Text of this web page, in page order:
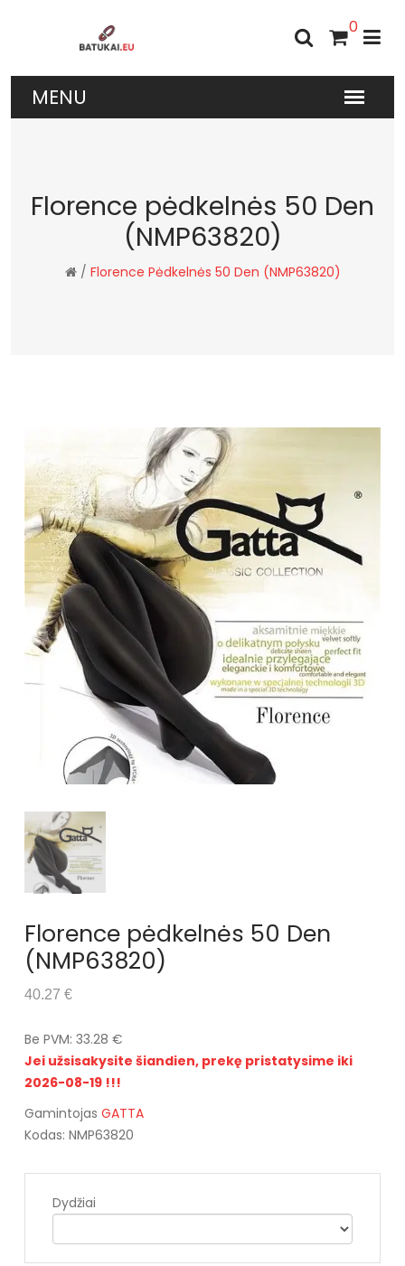
0
Florence pėdkelnės 50 Den
(NMP63820)
/ Florence Pėdkelnės 50 Den (NMP63820)
Florence pėdkelnės 50 Den
(NMP63820)
40.27 €
Be PVM: 33.28 €
Jei užsisakysite šiandien, prekę pristatysime iki
2026-08-19 !!!
Gamintojas GATTA
Kodas: NMP63820
Dydžiai